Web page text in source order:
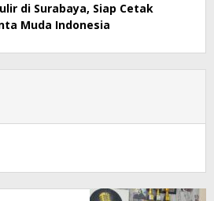
di Surabaya, Siap Cetak
Muda Indonesia